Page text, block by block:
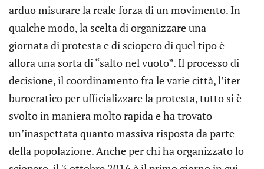
arduo misurare la reale forza di un movimento. In
qualche modo, la scelta di organizzare una
giornata di protesta e di sciopero di quel tipo è
allora una sorta di “salto nel vuoto”. Il processo di
decisione, il coordinamento fra le varie città, l’iter
burocratico per ufficializzare la protesta, tutto si è
svolto in maniera molto rapida e ha trovato
un’inaspettata quanto massiva risposta da parte
della popolazione. Anche per chi ha organizzato lo